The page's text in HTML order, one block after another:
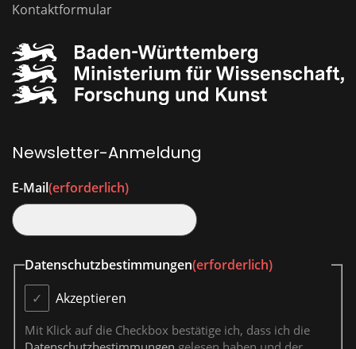
Kontaktformular
Newsletter-Anmeldung
E-Mail(erforderlich)
Datenschutzbestimmungen(erforderlich)
Akzeptieren
Mit Klick auf die Checkbox bestätige ich, dass ich die